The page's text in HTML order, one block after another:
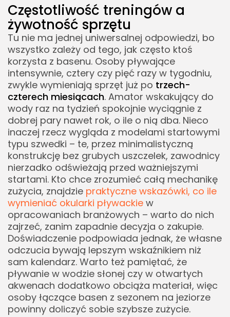
Częstotliwość treningów a
żywotność sprzętu
Tu nie ma jednej uniwersalnej odpowiedzi, bo
wszystko zależy od tego, jak często ktoś
korzysta z basenu. Osoby pływające
intensywnie, cztery czy pięć razy w tygodniu,
zwykle wymieniają sprzęt już po trzech-
czterech miesiącach. Amator wskakujący do
wody raz na tydzień spokojnie wyciągnie z
dobrej pary nawet rok, o ile o nią dba. Nieco
inaczej rzecz wygląda z modelami startowymi
typu szwedki – te, przez minimalistyczną
konstrukcję bez grubych uszczelek, zawodnicy
nierzadko odświeżają przed ważniejszymi
startami. Kto chce zrozumieć całą mechanikę
zużycia, znajdzie praktyczne wskazówki, co ile
wymieniać okularki pływackie w
opracowaniach branżowych – warto do nich
zajrzeć, zanim zapadnie decyzja o zakupie.
Doświadczenie podpowiada jednak, że własne
odczucia bywają lepszym wskaźnikiem niż
sam kalendarz. Warto też pamiętać, że
pływanie w wodzie słonej czy w otwartych
akwenach dodatkowo obciąża materiał, więc
osoby łączące basen z sezonem na jeziorze
powinny doliczyć sobie szybsze zużycie.